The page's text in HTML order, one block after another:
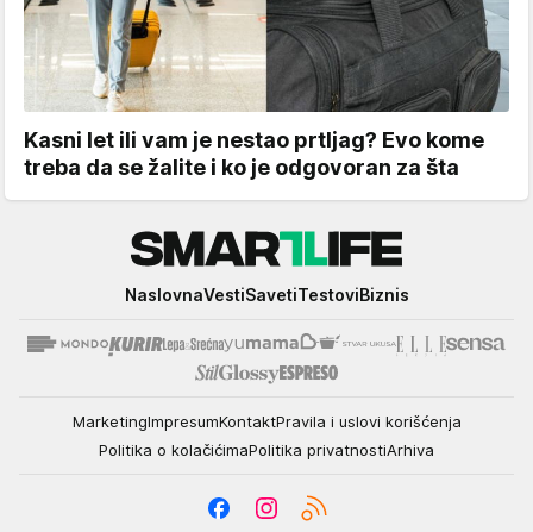
Kasni let ili vam je nestao prtljag? Evo kome
treba da se žalite i ko je odgovoran za šta
NaslovnaVestiSavetiTestoviBiznis
MarketingImpresumKontaktPravila i uslovi korišćenja
Politika o kolačićimaPolitika privatnostiArhiva